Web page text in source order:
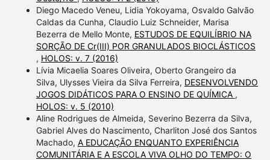
Diego Macedo Veneu, Lidia Yokoyama, Osvaldo Galvão
Caldas da Cunha, Claudio Luiz Schneider, Marisa
Bezerra de Mello Monte, ESTUDOS DE EQUILÍBRIO NA
SORÇÃO DE Cr(III) POR GRANULADOS BIOCLÁSTICOS
, HOLOS: v. 7 (2016)
Lívia Micaelia Soares Oliveira, Oberto Grangeiro da
Silva, Ulysses Vieira da Silva Ferreira, DESENVOLVENDO
JOGOS DIDÁTICOS PARA O ENSINO DE QUÍMICA ,
HOLOS: v. 5 (2010)
Aline Rodrigues de Almeida, Severino Bezerra da Silva,
Gabriel Alves do Nascimento, Charliton José dos Santos
Machado, A EDUCAÇÃO ENQUANTO EXPERIÊNCIA
COMUNITÁRIA E A ESCOLA VIVA OLHO DO TEMPO: O